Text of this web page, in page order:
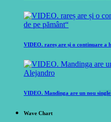
VIDEO. rareș are și o continuare a
VIDEO. Mandinga are un nou
Wave Chart